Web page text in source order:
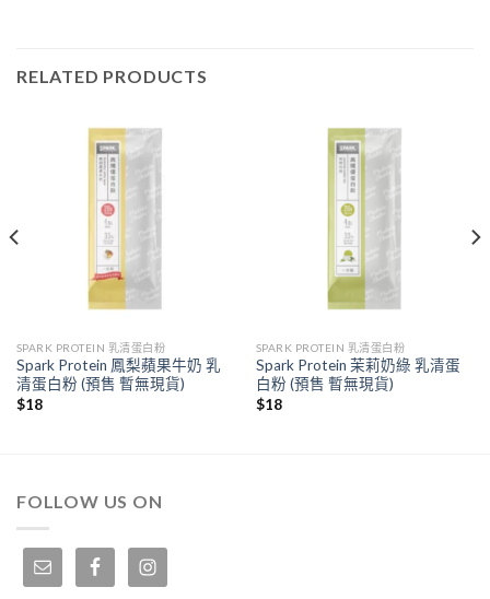
RELATED PRODUCTS
SPARK PROTEIN 乳清蛋白粉
Spark Protein 鳳梨蘋果牛奶 乳
清蛋白粉 (預售 暫無現貨)
$18
SPARK PROTEIN 乳清蛋白粉
Spark Protein 茉莉奶綠 乳清蛋
白粉 (預售 暫無現貨)
$18
FOLLOW US ON